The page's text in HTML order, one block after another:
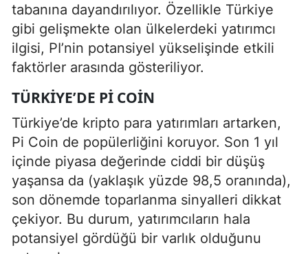
tabanına dayandırılıyor. Özellikle Türkiye
gibi gelişmekte olan ülkelerdeki yatırımcı
ilgisi, PI’nin potansiyel yükselişinde etkili
faktörler arasında gösteriliyor.
TÜRKIYE’DE PI COIN
Türkiye’de kripto para yatırımları artarken,
Pi Coin de popülerliğini koruyor. Son 1 yıl
içinde piyasa değerinde ciddi bir düşüş
yaşansa da (yaklaşık yüzde 98,5 oranında),
son dönemde toparlanma sinyalleri dikkat
çekiyor. Bu durum, yatırımcıların hala
potansiyel gördüğü bir varlık olduğunu